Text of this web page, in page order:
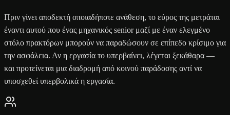
Πριν γίνει αποδεκτή οποιαδήποτε ανάθεση, το εύρος της μετράται
έναντι αυτού που ένας μηχανικός senior μαζί με έναν ελεγμένο
στόλο πρακτόρων μπορούν να παραδώσουν σε επίπεδο κρίσιμο για
την ασφάλεια. Αν η εργασία το υπερβαίνει, λέγεται ξεκάθαρα —
και προτείνεται μια διαδρομή από κοινού παράδοσης αντί να
υποσχεθεί υπερβολικά η εργασία.